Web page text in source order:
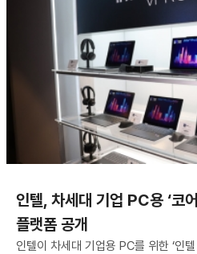
인텔, 차세대 기업 PC용 ‘
플랫폼 공개
인텔이 차세대 기업용 PC를 위한 ‘인